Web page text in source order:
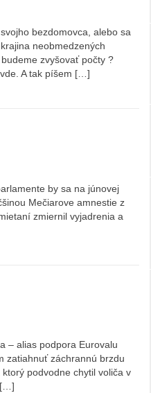
bezdomovca, alebo sa
neobmedzených
zvyšovať počty ?
A tak píšem […]
by sa na júnovej
Mečiarove amnestie z
zmiernil vyjadrenia a
– alias podpora Eurovalu
zatiahnuť záchrannú brzdu
podvodne chytil voliča v
[…]